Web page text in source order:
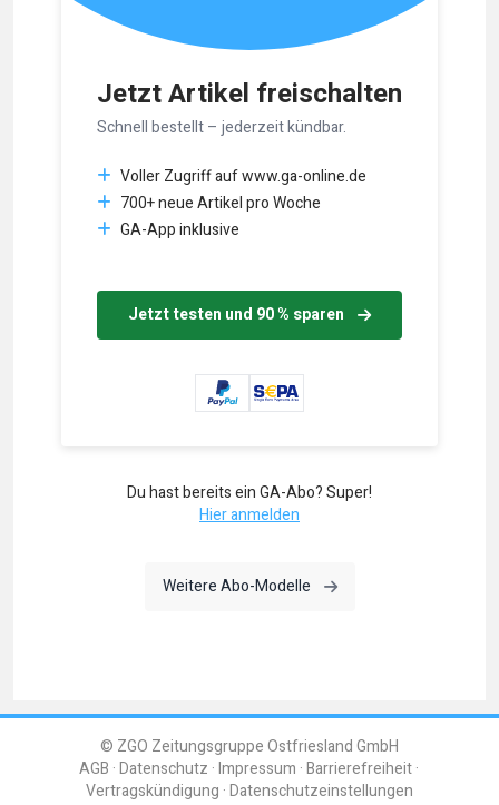
Jetzt Artikel freischalten
Schnell bestellt – jederzeit kündbar.
Voller Zugriff auf www.ga-online.de
700+ neue Artikel pro Woche
GA-App inklusive
Jetzt testen und 90 % sparen
Du hast bereits ein GA-Abo? Super!
Hier anmelden
Weitere Abo-Modelle
© ZGO Zeitungsgruppe Ostfriesland GmbH
AGB Datenschutz Impressum Barrierefreiheit
Vertragskündigung Datenschutzeinstellungen